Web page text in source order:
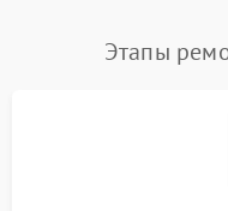
Этапы